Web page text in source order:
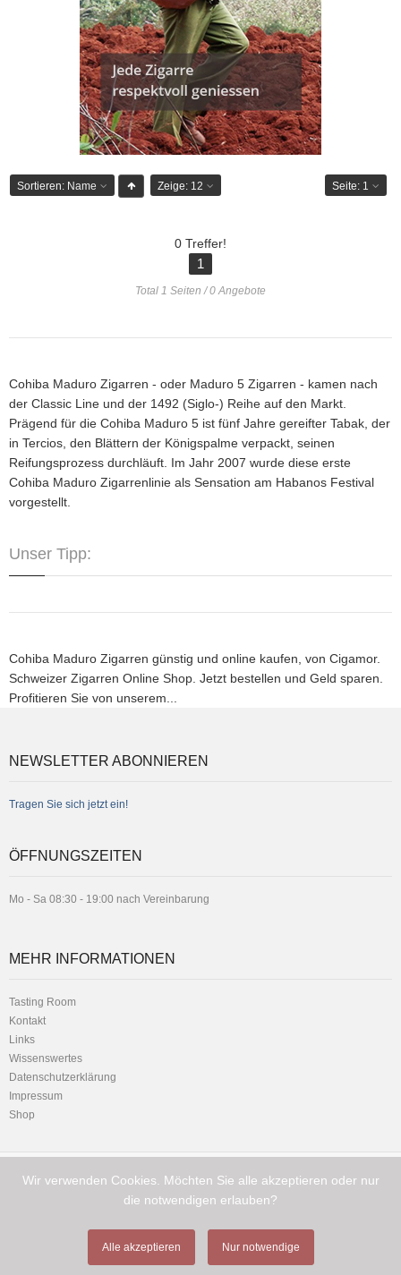
Sortieren: Name Zeige: 12 Seite: 1
0 Treffer!
1
Total 1 Seiten / 0 Angebote
Cohiba Maduro Zigarren - oder Maduro 5 Zigarren - kamen nach
der Classic Line und der 1492 (Siglo-) Reihe auf den Markt.
Prägend für die Cohiba Maduro 5 ist fünf Jahre gereifter Tabak, der
in Tercios, den Blättern der Königspalme verpackt, seinen
Reifungsprozess durchläuft. Im Jahr 2007 wurde diese erste
Cohiba Maduro Zigarrenlinie als Sensation am Habanos Festival
vorgestellt.
Unser Tipp:
Cohiba Maduro Zigarren günstig und online kaufen, von Cigamor.
Schweizer Zigarren Online Shop. Jetzt bestellen und Geld sparen.
Profitieren Sie von unserem...
NEWSLETTER ABONNIEREN
Tragen Sie sich jetzt ein!
ÖFFNUNGSZEITEN
Mo - Sa 08:30 - 19:00 nach Vereinbarung
MEHR INFORMATIONEN
Tasting Room
Kontakt
Links
Wissenswertes
Datenschutzerklärung
Impressum
Shop
Telefon:
Hauptstrasse 1 - 8716 Schmerikon
Copyright © Cigamor GmbH 2026
Wir verwenden Cookies. Möchten Sie alle akzeptieren oder nur
die notwendigen erlauben?
Alle akzeptieren Nur notwendige